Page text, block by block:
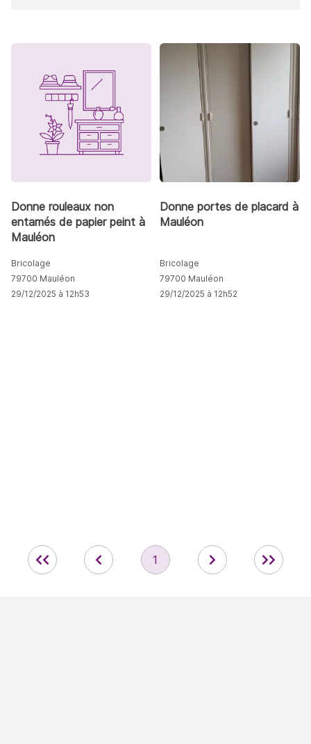
Donne rouleaux non
entamés de papier peint à
Mauléon
Bricolage
79700 Mauléon
29/12/2025 à 12h53
Donne portes de placard à
Mauléon
Bricolage
79700 Mauléon
29/12/2025 à 12h52
1